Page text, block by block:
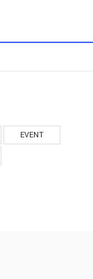
EVENT